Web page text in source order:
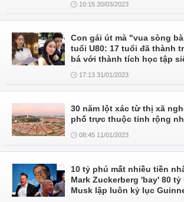
10:15 20/03/2023
Con gái út mà "vua sòng
tuổi U80: 17 tuổi đã thành
bá với thành tích học tập
17:13 31/01/2023
30 năm lột xác từ thị xã
phố trực thuộc tỉnh rộng
08:45 11/01/2023
10 tỷ phú mất nhiều tiền
Mark Zuckerberg 'bay' 80 tỷ
Musk lập luôn kỷ lục